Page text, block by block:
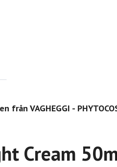
från VAGHEGGI -
Cream